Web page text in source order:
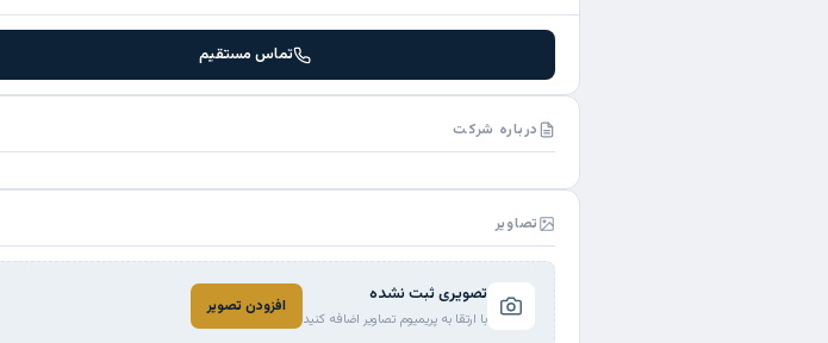
تماس مستقیم
درباره شرکت
تصاویر
تصویری ثبت نشده
با ارتقا به پریمیوم تصاویر اضافه کنید
افزودن تصویر